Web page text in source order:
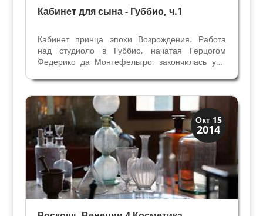
Кабинет для сына - Губбио, ч.1
Кабинет принца эпохи Возрождения. Работа
над студиоло в Губбио, начатая Герцогом
Федерико да Монтефельтро, закончилась уже
регентством Оттавиано Убальдини делла
Гарда. Единственый сын Гвидобальдо (родился
после 8 дочерей) стал...
Окт 15
2014
Мода и ремесла
Традиции